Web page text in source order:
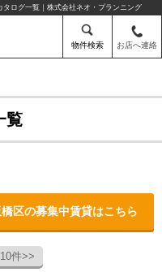
ログ一覧｜株式会社ネオ・プランニング
物件検索 お店へ連絡
覧
区の募集中賃貸はこちら
件>>